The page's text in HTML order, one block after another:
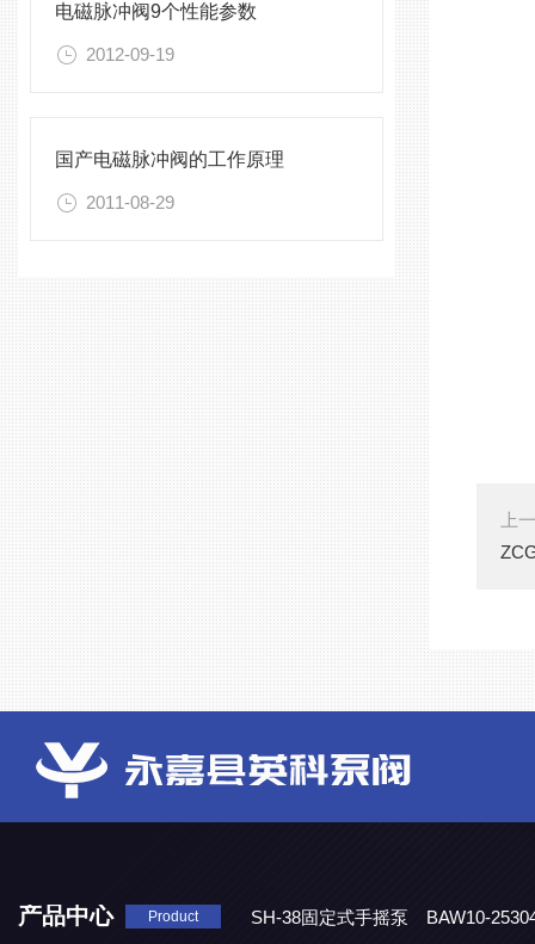
电磁脉冲阀9个性能参数
2012-09-19
国产电磁脉冲阀的工作原理
2011-08-29
上
产品中心 Product SH-38固定式手摇泵
BAW10-